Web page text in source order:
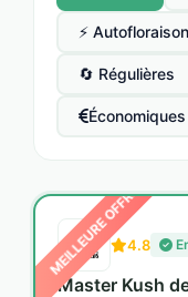
⚡ Autofloraison
🔄 Régulières
MEILLEURE OFFRE
4.8
Master Kush